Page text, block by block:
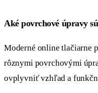
Aké povrchové úpravy
Moderné online tlačiarne
rôznymi povrchovými
ovplyvniť vzhľad a